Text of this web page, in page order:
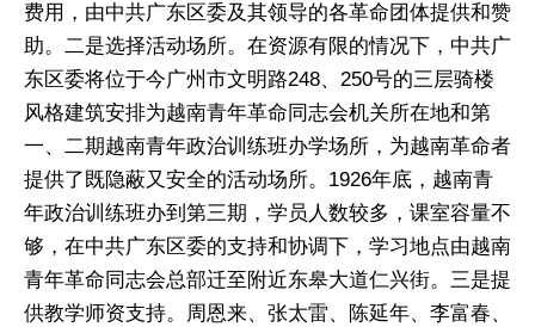
费用，由中共广东区委及其领导的各革命团体提供和赞
助。二是选择活动场所。在资源有限的情况下，中共广
东区委将位于今广州市文明路248、250号的三层骑楼
风格建筑安排为越南青年革命同志会机关所在地和第
一、二期越南青年政治训练班办学场所，为越南革命者
提供了既隐蔽又安全的活动场所。1926年底，越南青
年政治训练班办到第三期，学员人数较多，课室容量不
够，在中共广东区委的支持和协调下，学习地点由越南
青年革命同志会总部迁至附近东皋大道仁兴街。三是提
供教学师资支持。周恩来、张太雷、陈延年、李富春、